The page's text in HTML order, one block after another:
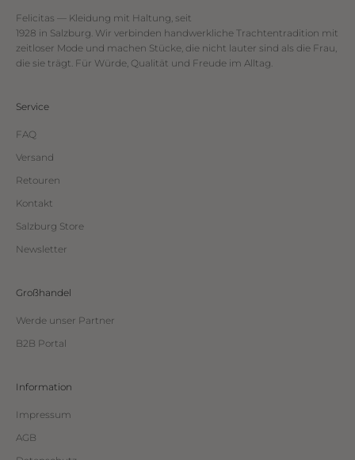
Felicitas — Kleidung mit Haltung, seit
1928 in Salzburg. Wir verbinden handwerkliche Trachtentradition mit
zeitloser Mode und machen Stücke, die nicht lauter sind als die Frau,
die sie trägt. Für Würde, Qualität und Freude im Alltag.
Service
FAQ
Versand
Retouren
Kontakt
Salzburg Store
Newsletter
Großhandel
Werde unser Partner
B2B Portal
Information
Impressum
AGB